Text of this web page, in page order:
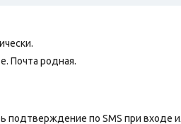
Почта родная.
подтверждение по SMS при входе